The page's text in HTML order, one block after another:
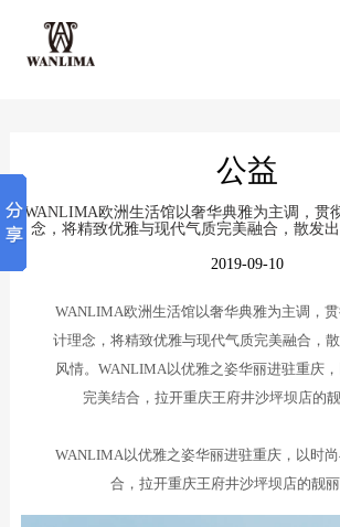
公益
WANLIMA欧洲生活馆以奢华典雅为主调，贯
念，将精致优雅与现代气质完美融合，散发
2019-09-10
WANLIMA欧洲生活馆以奢华典雅为主调，
计理念，将精致优雅与现代气质完美融合，
风情。WANLIMA以优雅之姿华丽进驻重庆
完美结合，拉开重庆王府井沙坪坝店的
WANLIMA以优雅之姿华丽进驻重庆，以时
合，拉开重庆王府井沙坪坝店的靓丽